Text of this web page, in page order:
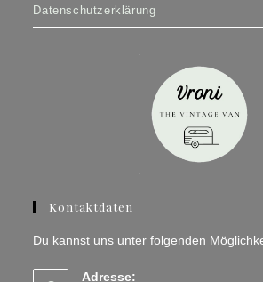
Datenschutzerklärung
Kontaktdaten
Du kannst uns unter folgenden
Adresse: